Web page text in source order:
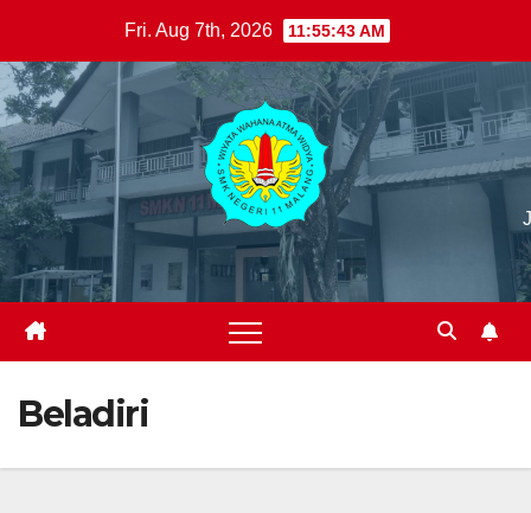
content
Fri. Aug 7th, 2026 11:55:44 AM
Beladiri